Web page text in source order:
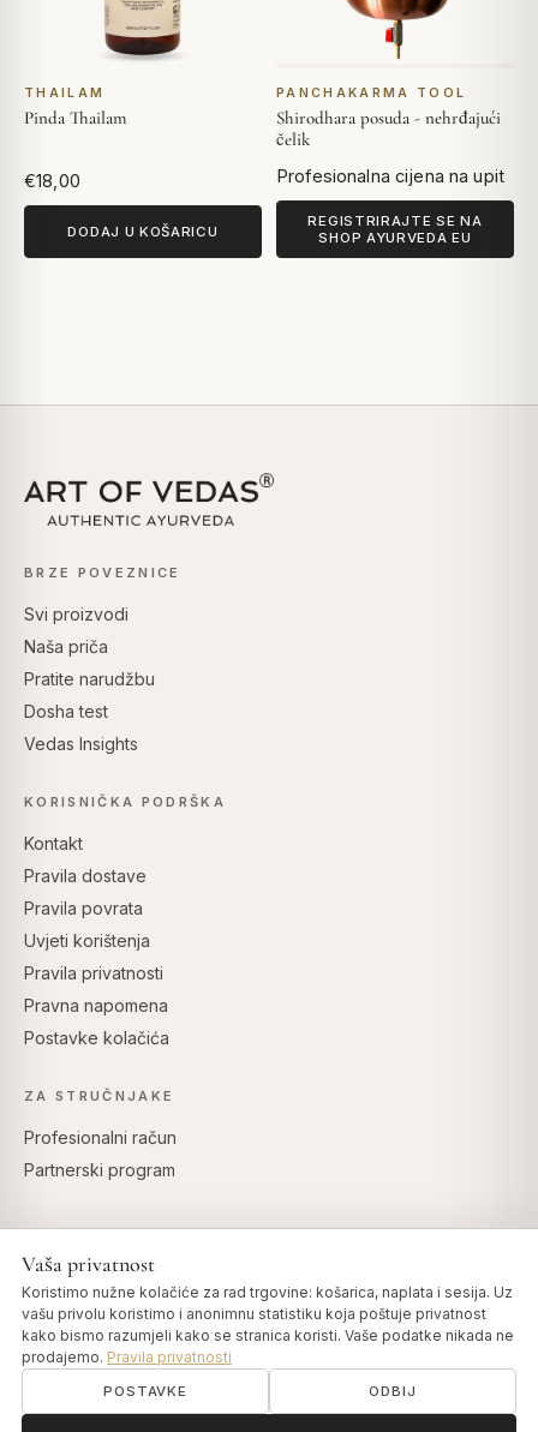
THAILAM
Pinda Thailam
€18,00
DODAJ U KOŠARICU
PANCHAKARMA TOOL
Shirodhara posuda - nehrđajući
čelik
Profesionalna cijena na upit
REGISTRIRAJTE SE NA
SHOP AYURVEDA EU
BRZE POVEZNICE
Svi proizvodi
Naša priča
Pratite narudžbu
Dosha test
Vedas Insights
KORISNIČKA PODRŠKA
Kontakt
Pravila dostave
Pravila povrata
Uvjeti korištenja
Pravila privatnosti
Pravna napomena
Postavke kolačića
ZA STRUČNJAKE
Profesionalni račun
Partnerski program
info@artofvedas.com
Vaša privatnost
Koristimo nužne kolačiće za rad trgovine: košarica, naplata i sesija. Uz
vašu privolu koristimo i anonimnu statistiku koja poštuje privatnost
kako bismo razumjeli kako se stranica koristi. Vaše podatke nikada ne
prodajemo. Pravila privatnosti
POSTAVKE ODBIJ